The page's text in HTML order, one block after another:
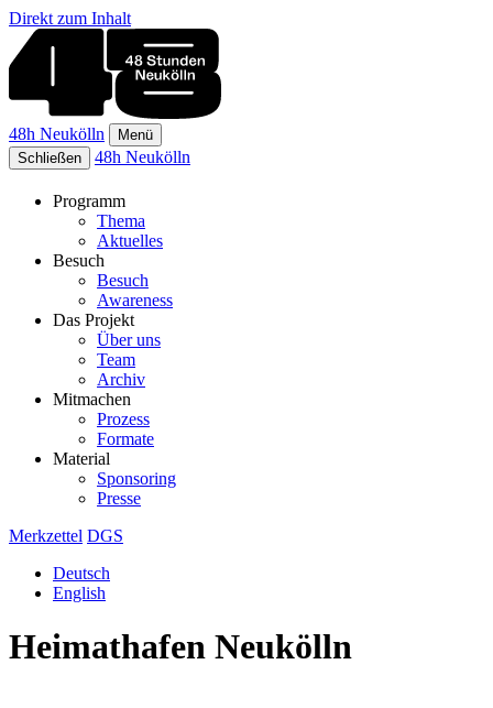
Direkt zum Inhalt
48h Neukölln
Menü
Schließen
48h Neukölln
Programm
Thema
Aktuelles
Besuch
Besuch
Awareness
Das Projekt
Über uns
Team
Archiv
Mitmachen
Prozess
Formate
Material
Sponsoring
Presse
Merkzettel DGS
Deutsch
English
Heimathafen Neukölln